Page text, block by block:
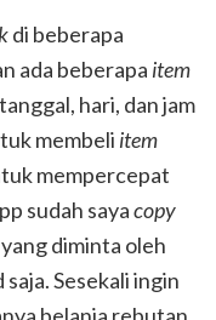
di beberapa
ada beberapa item
hari, dan jam
membeli item
mempercepat
sudah sayacopy
diminta oleh
saja. Sesekali ingin